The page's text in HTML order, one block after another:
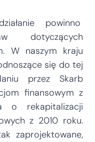
powinno
dotyczących
W naszym kraju
się do tej
przez Skarb
finansowym z
o rekapitalizacji
z 2010 roku.
zaprojektowane,